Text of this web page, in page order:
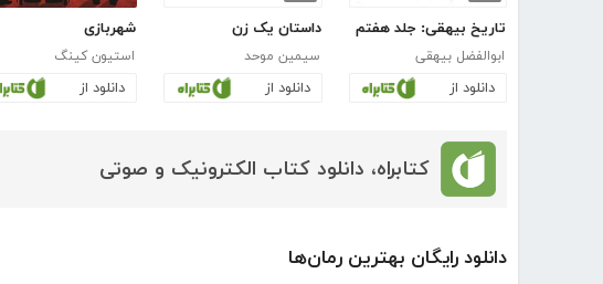
تاریخ بیهقی: جلد هفتم
ابوالفضل بیهقی
دانلود از
داستان یک زن
سیمین موحد
دانلود از
شهربازی
استیون کینگ
دانلود از
کتابراه، دانلود کتاب الکترونیک و صوتی
دانلود رایگان بهترین رمان‌ها